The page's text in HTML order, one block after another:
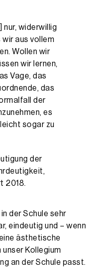
widerwillig
aus vollem
Wollen wir
wir lernen,
Vage, das
das
der
es
sogar zu
der
2018.
der Schule sehr
eindeutig und – wenn
ästhetische
Kollegium
an der Schule passt.